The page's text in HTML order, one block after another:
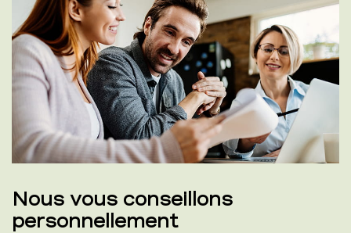
Nous vous conseillons
personnellement